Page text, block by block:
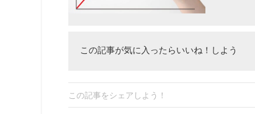
この記事が気に入ったらいいね！しよう
この記事をシェアしよう！